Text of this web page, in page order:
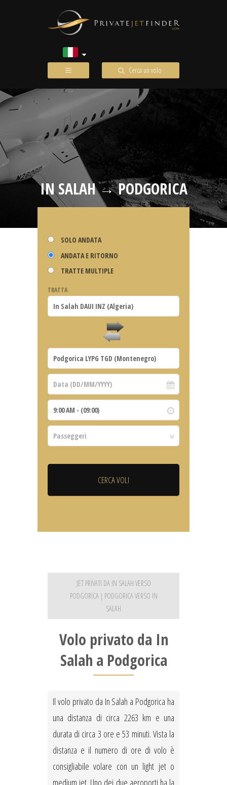
Cerca un volo
IN SALAH → PODGORICA
SOLO ANDATA
ANDATA E RITORNO
TRATTE MULTIPLE
TRATTA
JET PRIVATI DA IN SALAH VERSO
PODGORICA | PODGORICA VERSO IN
SALAH
Volo privato da In
Salah a Podgorica
Il volo privato da In Salah a Podgorica ha
una distanza di circa 2263 km e una
durata di circa 3 ore e 53 minuti. Vista la
distanza e il numero di ore di volo è
consigliabile volare con un light jet o